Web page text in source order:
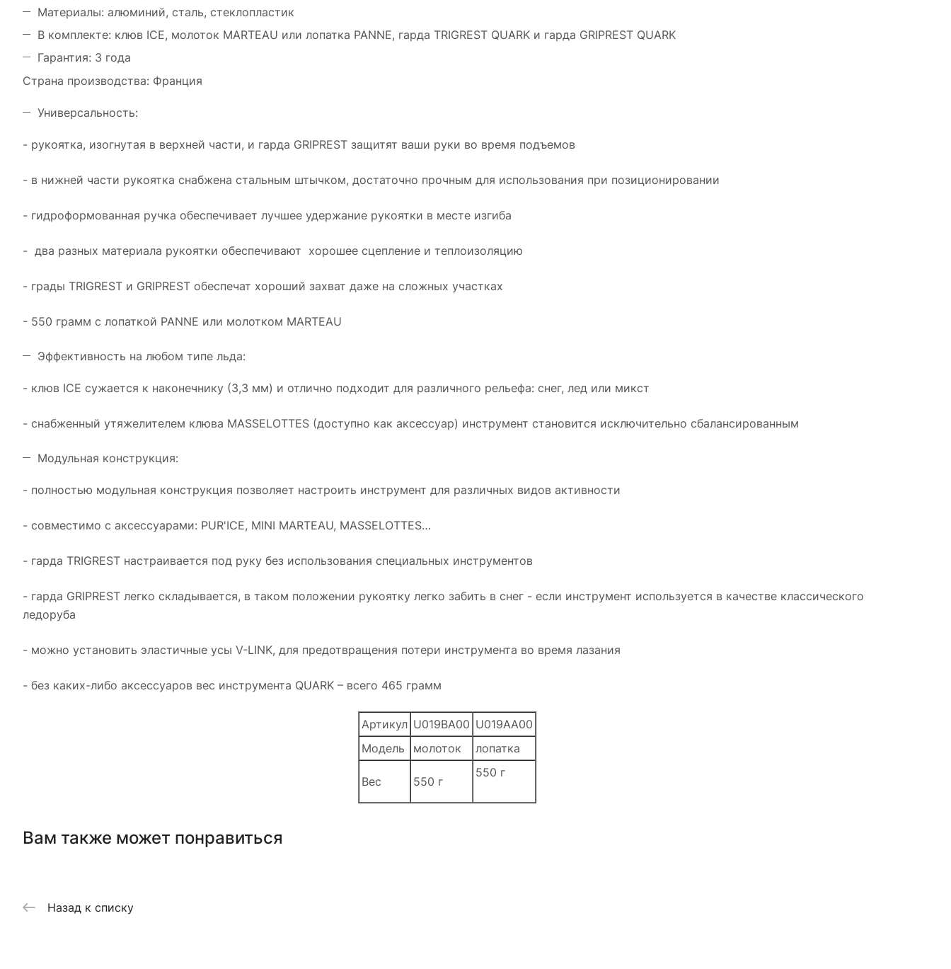
Материалы: алюминий, сталь, стеклопластик
В комплекте: клюв ICE, молоток MARTEAU или лопатка PANNE, гарда TRIGREST QUARK и гарда GRIPREST QUARK
Гарантия: 3 года
Страна производства: Франция
Универсальность:
- рукоятка, изогнутая в верхней части, и гарда GRIPREST защитят ваши руки во время подъемов
- в нижней части рукоятка снабжена стальным штычком, достаточно прочным для использования при позиционировании
- гидроформованная ручка обеспечивает лучшее удержание рукоятки в месте изгиба
- два разных материала рукоятки обеспечивают хорошее сцепление и теплоизоляцию
- грады TRIGREST и GRIPREST обеспечат хороший захват даже на сложных участках
- 550 грамм с лопаткой PANNE или молотком MARTEAU
Эффективность на любом типе льда:
- клюв ICE сужается к наконечнику (3,3 мм) и отлично подходит для различного рельефа: снег, лед или микст
- снабженный утяжелителем клюва MASSELOTTES (доступно как аксессуар) инструмент становится исключительно сбалансированным
Модульная конструкция:
- полностью модульная конструкция позволяет настроить инструмент для различных видов активности
- совместимо с аксессуарами: PUR'ICE, MINI MARTEAU, MASSELOTTES…
- гарда TRIGREST настраивается под руку без использования специальных инструментов
- гарда GRIPREST легко складывается, в таком положении рукоятку легко забить в снег - если инструмент используется в качестве классического
ледоруба
- можно установить эластичные усы V-LINK, для предотвращения потери инструмента во время лазания
- без каких-либо аксессуаров вес инструмента QUARK – всего 465 грамм
Артикул U019BA00 U019AA00
Модель
молоток лопатка
Вес 550 г
550 г
Вам также может понравиться
Назад к списку